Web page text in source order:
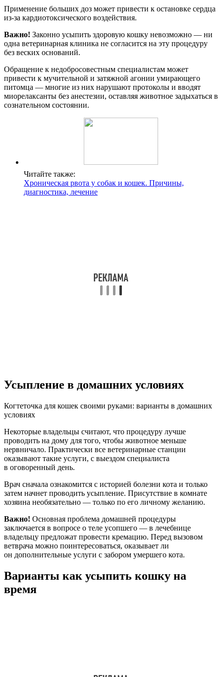
Применение больших доз может привести к остановке сердца
из-за кардиотоксического воздействия.
Важно! Законно усыпить здоровую кошку невозможно — ни
одна ветеринарная клиника не согласится на эту процедуру
без веских оснований.
Обращение к недобросовестным специалистам может
привести к мучительной и затяжной агонии умирающего
питомца — многие из них нарушают протоколы и вводят
миорелаксанты без анестезии, оставляя животное задыхаться в
сознательном состоянии.
Читайте также:
Хроническая рвота у собак и кошек. Причины,
диагностика, лечение
Усыпление в домашних условиях
Когтеточка для кошек своими руками: варианты в домашних
условиях
Некоторые владельцы считают, что процедуру лучше
проводить на дому для того, чтобы животное меньше
нервничало. Практически все ветеринарные станции
оказывают такие услуги, с выездом специалиста
в оговоренный день.
Врач сначала ознакомится с историей болезни кота и только
затем начнет проводить усыпление. Присутствие в комнате
хозяина необязательно — только по его личному желанию.
Важно! Основная проблема домашней процедуры
заключается в вопросе о теле усопшего — в лечебнице
владельцу предложат провести кремацию. Перед вызовом
ветврача можно поинтересоваться, оказывает ли
он дополнительные услуги с забором умершего кота.
Варианты как усыпить кошку на
время